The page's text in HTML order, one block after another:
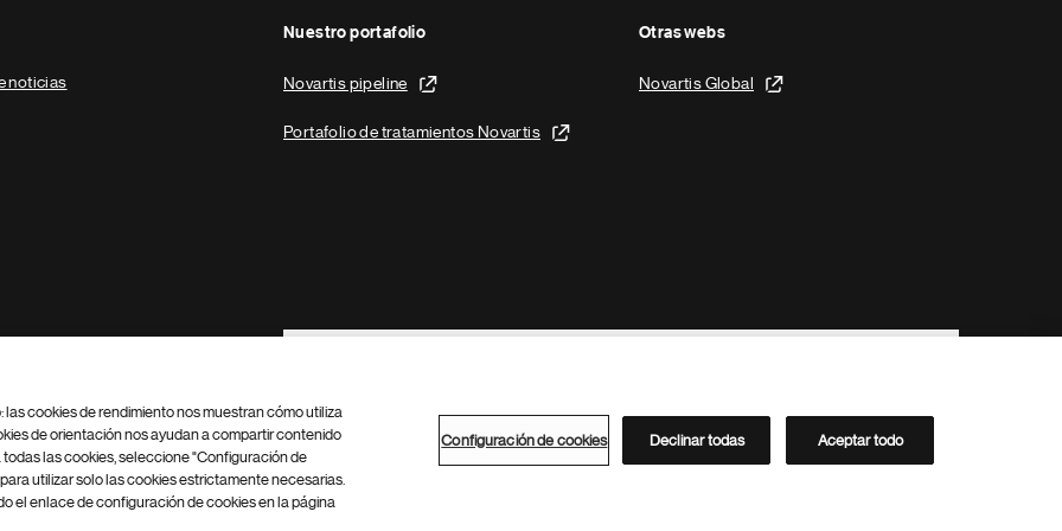
noticias
Nuestro portafolio
Novartis pipeline
Portafolio de tratamientos Novartis
Otras webs
Novartis Global
Footer Site Search
Configuración de cookies Mapa del sitio
Directorio de Novartis
cookies de rendimiento nos muestran cómo utiliza
de orientación nos ayudan a compartir contenido
las cookies, seleccione "Configuración de
utilizar solo las cookies estrictamente necesarias.
el enlace de configuración de cookies en la página
Configuración de cookies Declinar todas Aceptar todo